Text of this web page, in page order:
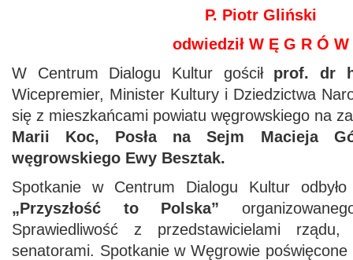
P. Piotr Gliński
odwiedził W Ę G R Ó W
W Centrum Dialogu Kultur gościł prof. dr
Wicepremier, Minister Kultury i Dziedzictwa
się z mieszkańcami powiatu węgrowskiego na
Marii Koc, Posła na Sejm Macieja
węgrowskiego Ewy Besztak.
Spotkanie w Centrum Dialogu Kultur
„Przyszłość to Polska”
Sprawiedliwość z przedstawicielami
senatorami. Spotkanie w Węgrowie poświęcone